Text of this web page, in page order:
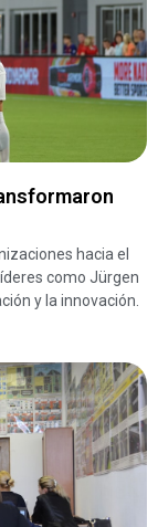
hacia el
como Jürgen
y la innovación.